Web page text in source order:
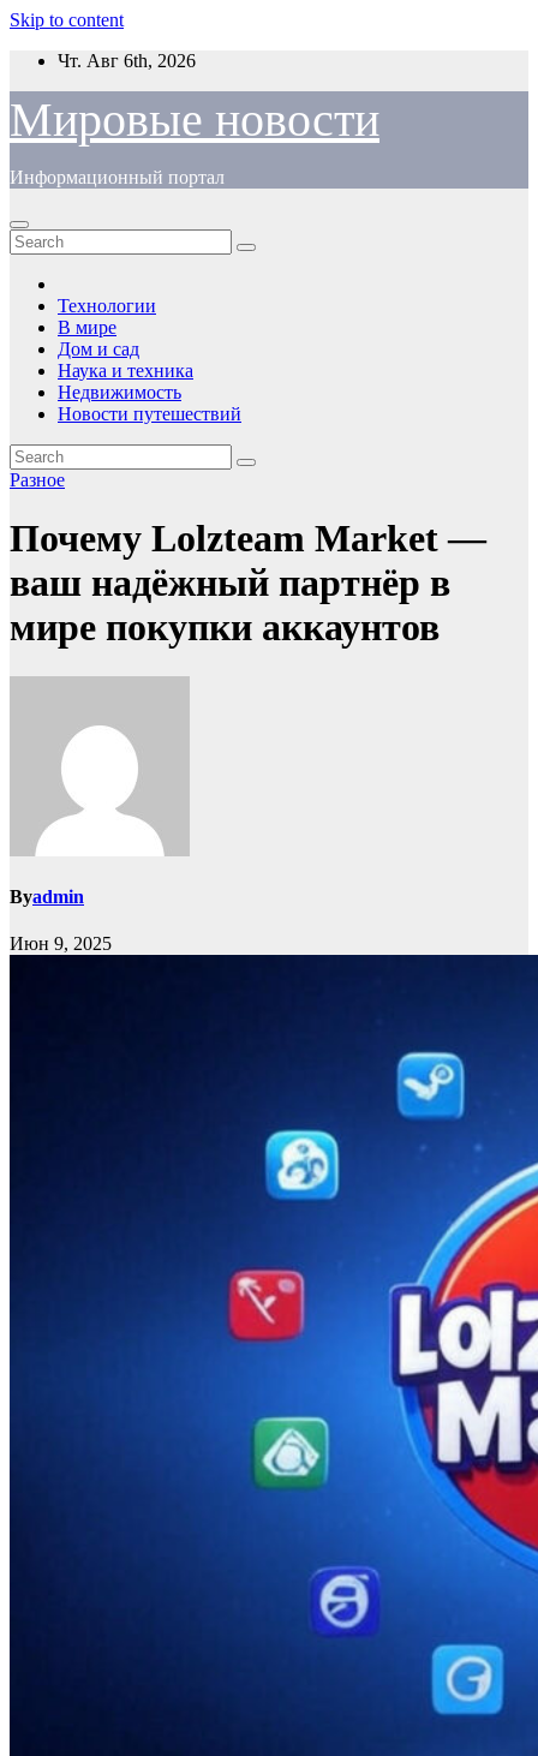
Skip to content
Чт. Авг 6th, 2026
Мировые новости
Информационный портал
Технологии
В мире
Дом и сад
Наука и техника
Недвижимость
Новости путешествий
Разное
Почему Lolzteam Market —
ваш надёжный партнёр в
мире покупки аккаунтов
Byadmin
Июн 9, 2025